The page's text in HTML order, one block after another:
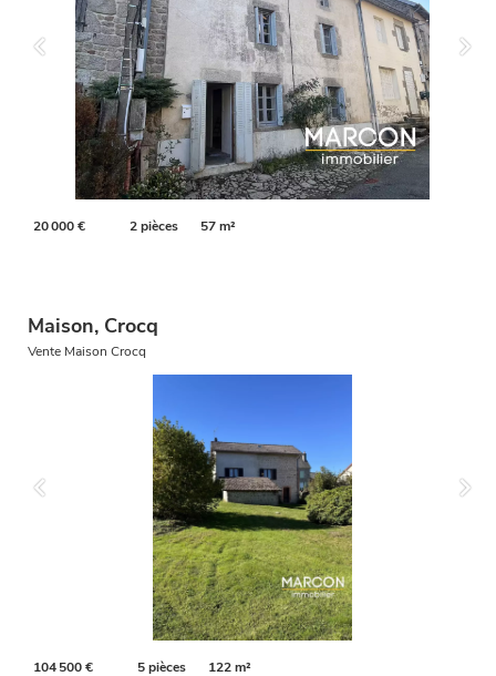
20 000 € 2 pièces 57 m²
Maison, Crocq
Vente Maison Crocq
104 500 € 5 pièces 122 m²